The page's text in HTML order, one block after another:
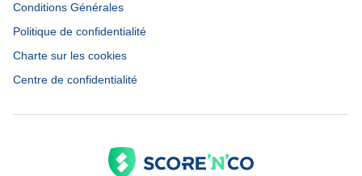
Conditions Générales
Politique de confidentialité
Charte sur les cookies
Centre de confidentialité